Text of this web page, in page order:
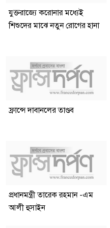
যুক্তরাজ্যে করোনার মধ্যেই
শিশুদের মাঝে নতুন রোগের হানা
ফ্রান্সে দাবানলের তাণ্ডব
প্রধানমন্ত্রী তারেক রহমান -এম
আলী হুসাইন